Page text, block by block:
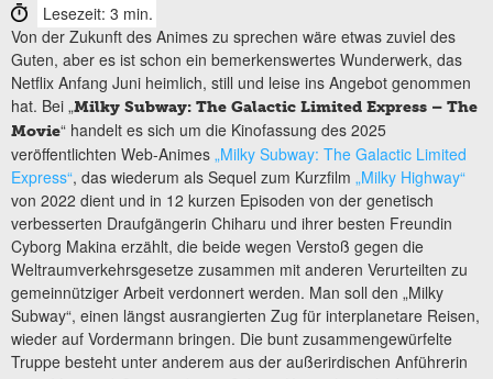
Lesezeit: 3 min.
Von der Zukunft des Animes zu sprechen wäre etwas zuviel des
Guten, aber es ist schon ein bemerkenswertes Wunderwerk, das
Netflix Anfang Juni heimlich, still und leise ins Angebot genommen
hat. Bei „Milky Subway: The Galactic Limited Express – The
Movie“ handelt es sich um die Kinofassung des 2025
veröffentlichten Web-Animes „Milky Subway: The Galactic Limited
Express“, das wiederum als Sequel zum Kurzfilm „Milky Highway“
von 2022 dient und in 12 kurzen Episoden von der genetisch
verbesserten Draufgängerin Chiharu und ihrer besten Freundin
Cyborg Makina erzählt, die beide wegen Verstoß gegen die
Weltraumverkehrsgesetze zusammen mit anderen Verurteilten zu
gemeinnütziger Arbeit verdonnert werden. Man soll den „Milky
Subway“, einen längst ausrangierten Zug für interplanetare Reisen,
wieder auf Vordermann bringen. Die bunt zusammengewürfelte
Truppe besteht unter anderem aus der außerirdischen Anführerin